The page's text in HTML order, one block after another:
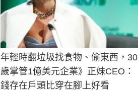
年輕時翻垃圾找食物、偷東西，30
歲掌管1億美元企業》正妹CEO：
錢存在戶頭比穿在腳上好看